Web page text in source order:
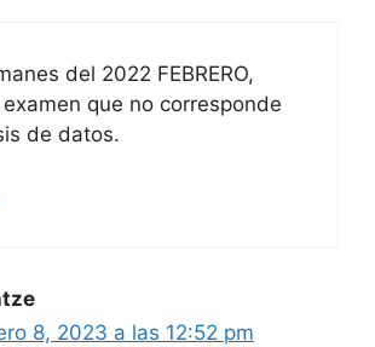
del 2022 FEBRERO,
que no corresponde
de datos.
8, 2023 a las 12:52 pm